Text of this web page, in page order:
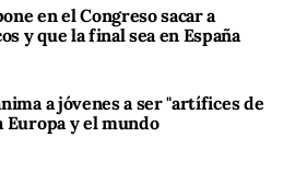
en el Congreso sacar a
y que la final sea en España
a jóvenes a ser "artífices de
Europa y el mundo